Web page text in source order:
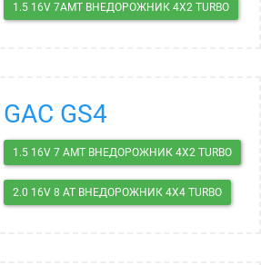
1.5 16V 7AMT ВНЕДОРОЖНИК 4X2 TURBO
GAC GS4
1.5 16V 7 AMT ВНЕДОРОЖНИК 4X2 TURBO
2.0 16V 8 AT ВНЕДОРОЖНИК 4X4 TURBO